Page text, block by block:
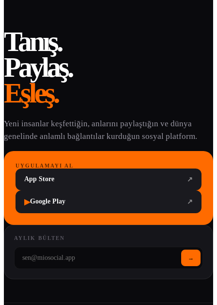
Tanış.
Paylaş.
Eşleş.
Yeni insanlar keşfettiğin, anlarını paylaştığın ve dünya
genelinde anlamlı bağlantılar kurduğun sosyal platform.
UYGULAMAYI AL
App Store ↗
▶Google Play ↗
AYLIK BÜLTEN
→